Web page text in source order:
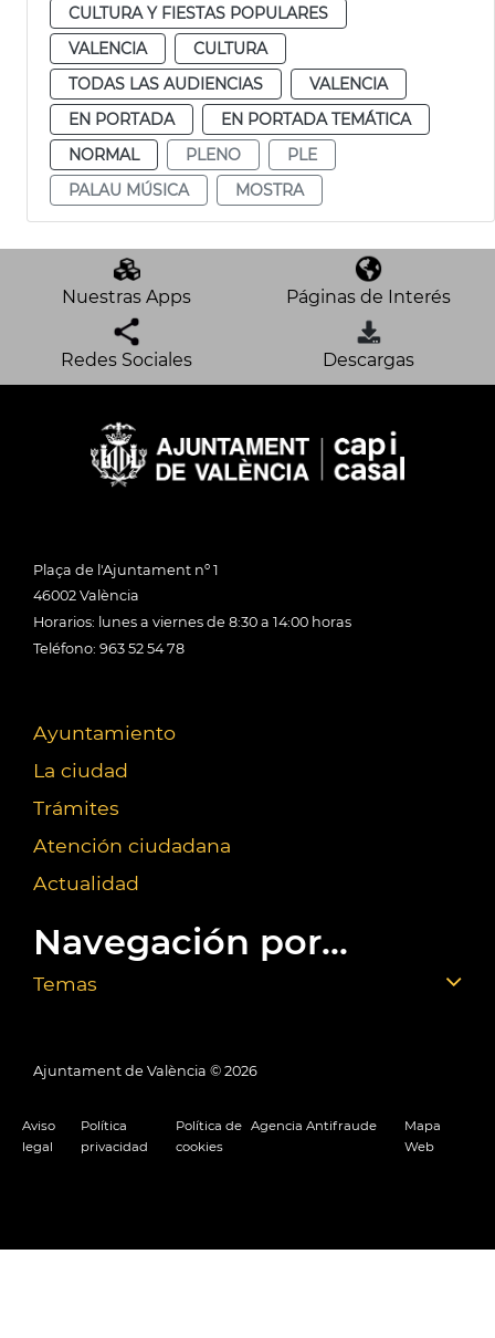
CULTURA Y FIESTAS POPULARES
VALENCIA
CULTURA
TODAS LAS AUDIENCIAS
VALENCIA
EN PORTADA
EN PORTADA TEMÁTICA
NORMAL
PLENO
PLE
PALAU MÚSICA
MOSTRA
Nuestras Apps Páginas de Interés
Redes Sociales Descargas
Plaça de l'Ajuntament nº 1
46002 València
Horarios: lunes a viernes de 8:30 a 14:00 horas
Teléfono: 963 52 54 78
Ayuntamiento
La ciudad
Trámites
Atención ciudadana
Actualidad
Navegación por...
Temas
Ajuntament de València © 2026
Aviso
legal
Política
privacidad
Política de
cookies
Agencia Antifraude
Mapa
Web